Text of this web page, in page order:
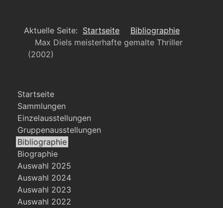
Aktuelle Seite: Startseite
Bibliographie
Max Diels meisterhafte gemalte Thriller
(2002)
Startseite
Sammlungen
Einzelausstellungen
Gruppenausstellungen
Bibliographie
Biographie
Auswahl 2025
Auswahl 2024
Auswahl 2023
Auswahl 2022